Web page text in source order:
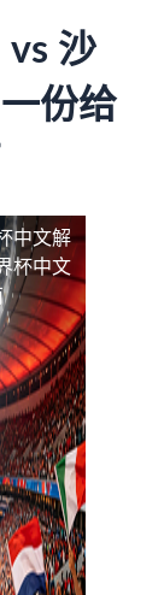
vs 沙
份给
中文解
杯中文